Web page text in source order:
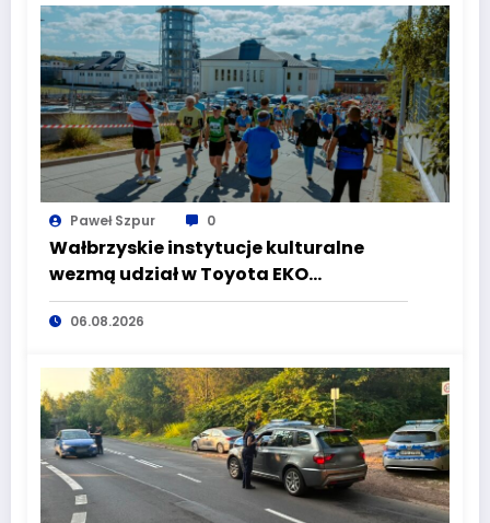
Paweł Szpur 0
Wałbrzyskie instytucje kulturalne
wezmą udział w Toyota EKO
Półmaraton Wałbrzych
06.08.2026